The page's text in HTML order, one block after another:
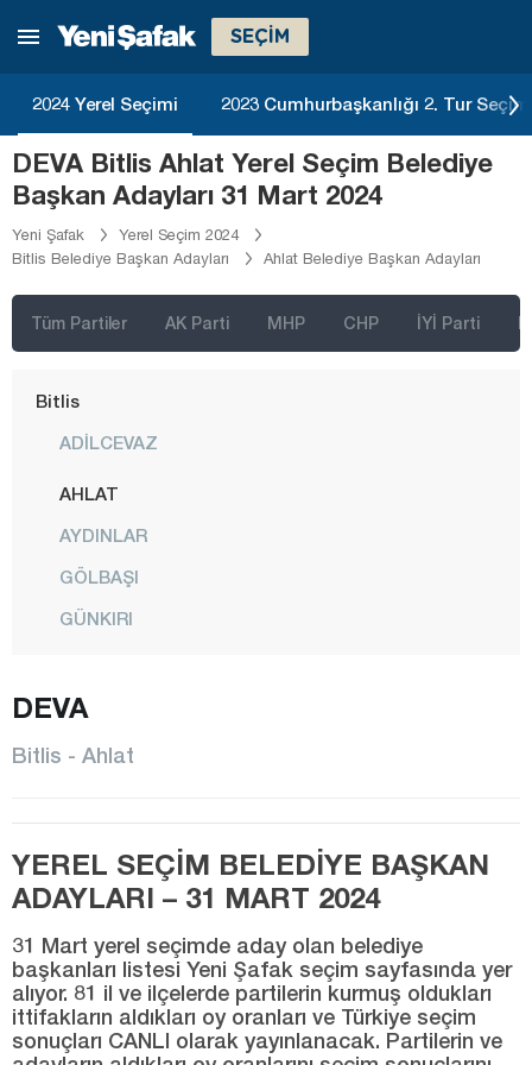
SEÇİM
2024 Yerel Seçimi 2023 Cumhurbaşkanlığı 2. Tur
DEVA Bitlis Ahlat Yerel Seçim Belediye
Başkan Adayları 31 Mart 2024
Yeni Şafak
Yerel Seçim 2024
Bitlis Belediye Başkan Adayları
Ahlat Belediye Başkan Adayları
Tüm Partiler AK Parti MHP CHP İYİ Parti
Aydın
Bartın
Batman
Bayburt
Bingöl
Bitlis
ADİLCEVAZ
AHLAT
AYDINLAR
GÖLBAŞI
GÜNKIRI
HİZAN
KAVAKBAŞI
MUTKİ
OVAKIŞLA
TATVAN
YOLALAN
Bolu
Burdur
DEVA
Bitlis - Ahlat
YEREL SEÇİM BELEDİYE BAŞKAN
ADAYLARI – 31 MART 2024
31 Mart yerel seçimde aday olan belediye
başkanları listesi Yeni Şafak seçim sayfasında yer
alıyor. 81 il ve ilçelerde partilerin kurmuş oldukları
ittifakların aldıkları oy oranları ve Türkiye seçim
sonuçları CANLI olarak yayınlanacak. Partilerin ve